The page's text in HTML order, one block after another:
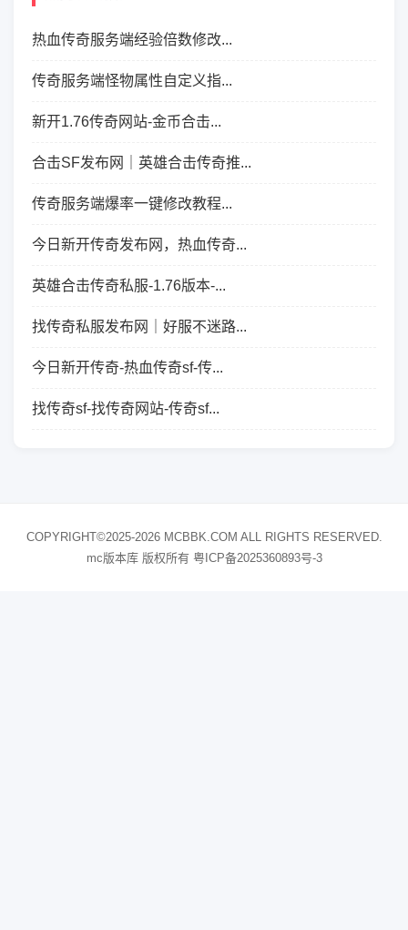
热血传奇服务端经验倍数修改...
传奇服务端怪物属性自定义指...
新开1.76传奇网站-金币合击...
合击SF发布网｜英雄合击传奇推...
传奇服务端爆率一键修改教程...
今日新开传奇发布网，热血传奇...
英雄合击传奇私服-1.76版本-...
找传奇私服发布网｜好服不迷路...
今日新开传奇-热血传奇sf-传...
找传奇sf-找传奇网站-传奇sf...
COPYRIGHT©2025-2026 MCBBK.COM ALL RIGHTS RESERVED.
mc版本库 版权所有 粤ICP备2025360893号-3